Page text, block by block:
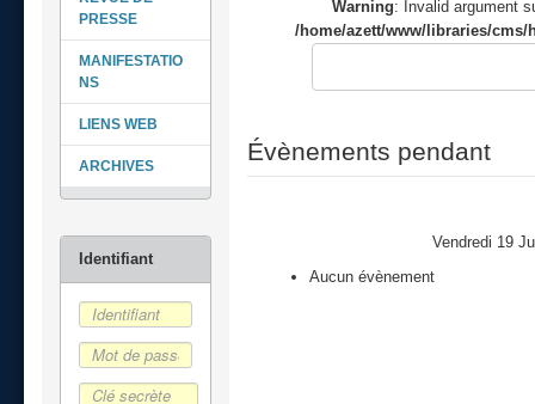
PRESSE
MANIFESTATIO
NS
LIENS WEB
ARCHIVES
Warning: Invalid argument
/home/azett/www/libraries/cms/
Évènements pendant
Vendredi 19
Aucun évènement